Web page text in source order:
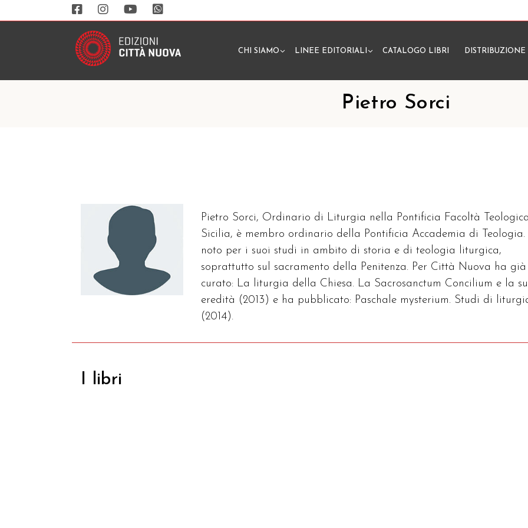
CHI SIAMO LINEE EDITORIALI CATALOGO LIBRI DISTRIBUZIONE
Pietro Sorci
Pietro Sorci, Ordinario di Liturgia nella Pontificia Facoltà
Sicilia, è membro ordinario della Pontificia Accademia di Teologia.
noto per i suoi studi in ambito di storia e di teologia liturgica,
soprattutto sul sacramento della Penitenza. Per Città Nuova ha già
curato: La liturgia della Chiesa. La Sacrosanctum Concilium e la
eredità (2013) e ha pubblicato: Paschale mysterium. Studi di
(2014).
I libri